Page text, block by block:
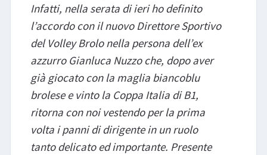
Infatti, nella serata di ieri ho definito
l’accordo con il nuovo Direttore Sportivo
del Volley Brolo nella persona dell’ex
azzurro Gianluca Nuzzo che, dopo aver
già giocato con la maglia biancoblu
brolese e vinto la Coppa Italia di B1,
ritorna con noi vestendo per la prima
volta i panni di dirigente in un ruolo
tanto delicato ed importante. Presente